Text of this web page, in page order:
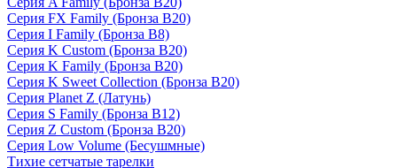
Серия FX Family (Бронза B20)
Серия I Family (Бронза B8)
Серия K Custom (Бронза B20)
Серия K Family (Бронза B20)
Серия K Sweet Collection (Бронза B20)
Серия Planet Z (Латунь)
Серия S Family (Бронза B12)
Серия Z Custom (Бронза B20)
Серия Low Volume (Бесушмные)
Тихие сетчатые тарелки